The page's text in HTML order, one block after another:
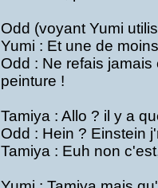
Odd (voyant Yumi
Yumi : Et une de
Odd : Ne refais
peinture !
Tamiya : Allo ? il y a
Odd : Hein ? Einstein
Tamiya : Euh non